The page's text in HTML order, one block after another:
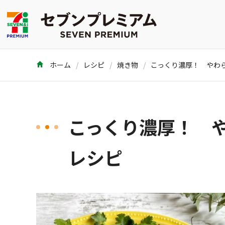
ホーム レシピ 焼き物
こっくり濃厚！
レシピ